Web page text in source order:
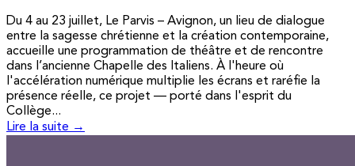
Du 4 au 23 juillet, Le Parvis – Avignon, un lieu de dialogue
entre la sagesse chrétienne et la création contemporaine,
accueille une programmation de théâtre et de rencontre
dans l’ancienne Chapelle des Italiens. À l'heure où
l'accélération numérique multiplie les écrans et raréfie la
présence réelle, ce projet — porté dans l'esprit du
Collège...
Lire la suite →